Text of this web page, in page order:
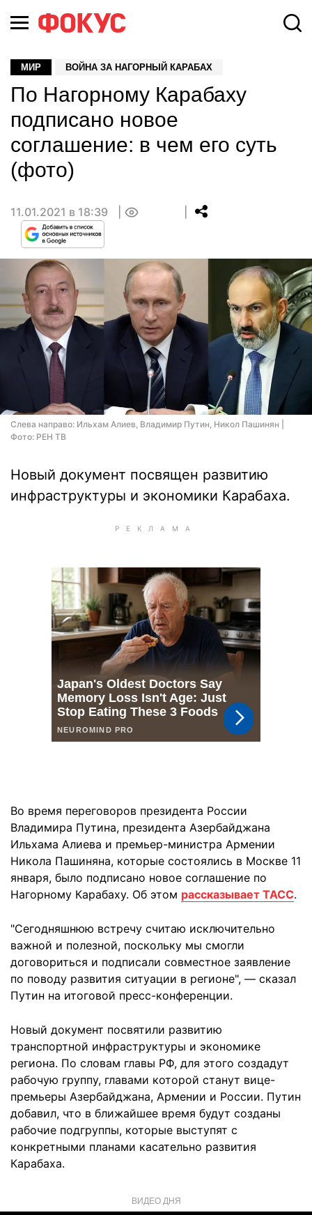
МИР ВОЙНА ЗА НАГОРНЫЙ КАРАБАХ
По Нагорному Карабаху
подписано новое
соглашение: в чем его суть
(фото)
11.01.2021 в 18:39
Слева направо: Ильхам Алиев, Владимир Путин, Никол Пашинян |
Фото: РЕН ТВ
Новый документ посвящен развитию
инфраструктуры и экономики Карабаха.
Во время переговоров президента России
Владимира Путина, президента Азербайджана
Ильхама Алиева и премьер-министра Армении
Никола Пашиняна, которые состоялись в Москве 11
января, было подписано новое соглашение по
Нагорному Карабаху. Об этом рассказывает ТАСС.
"Сегодняшнюю встречу считаю исключительно
важной и полезной, поскольку мы смогли
договориться и подписали совместное заявление
по поводу развития ситуации в регионе", — сказал
Путин на итоговой пресс-конференции.
Новый документ посвятили развитию
транспортной инфраструктуры и экономике
региона. По словам главы РФ, для этого создадут
рабочую группу, главами которой станут вице-
премьеры Азербайджана, Армении и России. Путин
добавил, что в ближайшее время будут созданы
рабочие подгруппы, которые выступят с
конкретными планами касательно развития
Карабаха.
ВИДЕО ДНЯ